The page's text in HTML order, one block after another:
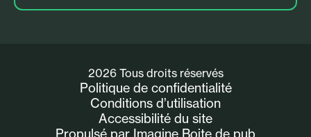
2026 Tous droits réservés
Politique de confidentialité
Conditions d’utilisation
Accessibilité du site
Propulsé par Imagine Boite de pub